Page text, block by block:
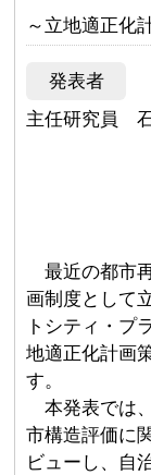
～立地適正化
発表者
主任研究員
最近の都市
画制度として
トシティ・プ
地適正化計画
す。
本発表では
市構造評価に
ビューし、自